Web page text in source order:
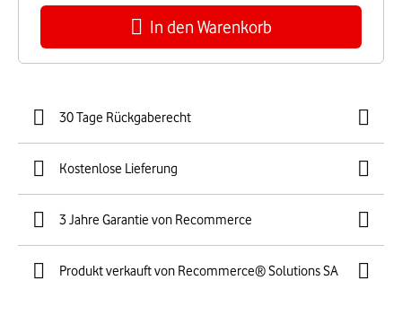
In den Warenkorb
30 Tage Rückgaberecht
Kostenlose Lieferung
3 Jahre Garantie von Recommerce
Produkt verkauft von Recommerce® Solutions SA